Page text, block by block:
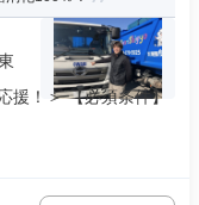
援！＞ 【必須条件】